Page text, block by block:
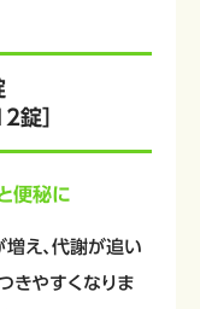
］
便秘に
え、代謝が追い
きやすくなりま